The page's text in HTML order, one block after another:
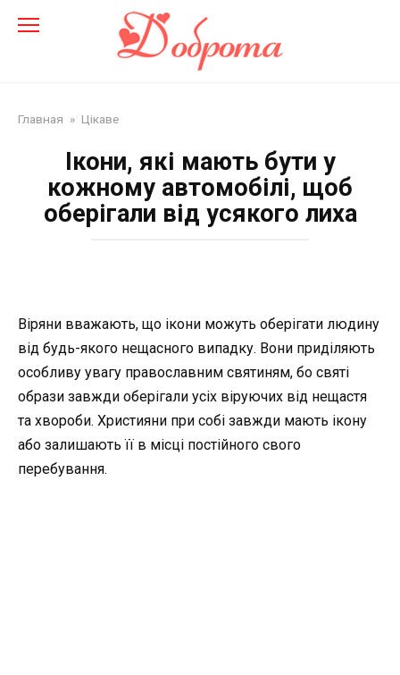
Главная » Цікаве
Ікони, які мають бути у
кожному автомобілі, щоб
оберігали від усякого лиха
Віряни вважають, що ікони можуть оберігати людину
від будь-якого нещасного випадку. Вони приділяють
особливу увагу православним святиням, бо святі
образи завжди оберігали усіх віруючих від нещастя
та хвороби. Християни при собі завжди мають ікону
або залишають її в місці постійного свого
перебування.